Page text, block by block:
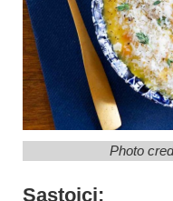
Photo
Sastojci: